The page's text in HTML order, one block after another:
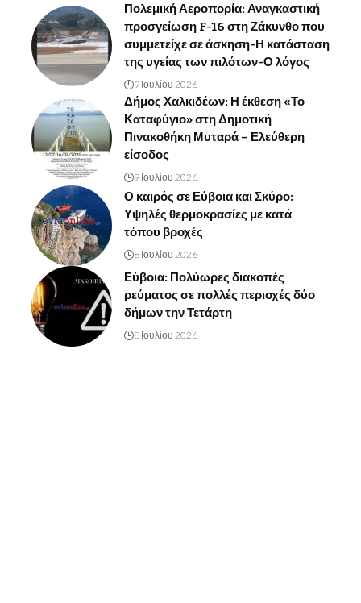
Πολεμική Αεροπορία: Αναγκαστική
προσγείωση F-16 στη Ζάκυνθο που
συμμετείχε σε άσκηση-Η κατάσταση
της υγείας των πιλότων-Ο λόγος
9 Ιουλίου 2026
Δήμος Χαλκιδέων: Η έκθεση «Το
Καταφύγιο» στη Δημοτική
Πινακοθήκη Μυταρά – Ελεύθερη
είσοδος
9 Ιουλίου 2026
Ο καιρός σε Εύβοια και Σκύρο:
Υψηλές θερμοκρασίες με κατά
τόπου βροχές
8 Ιουλίου 2026
Εύβοια: Πολύωρες διακοπές
ρεύματος σε πολλές περιοχές δύο
δήμων την Τετάρτη
8 Ιουλίου 2026